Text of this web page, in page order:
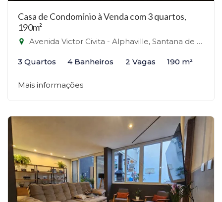
Casa de Condomínio à Venda com 3 quartos,
190m²
Avenida Victor Civita - Alphaville, Santana de Parnaíba-SP
3 Quartos 4 Banheiros 2 Vagas 190 m²
Mais informações